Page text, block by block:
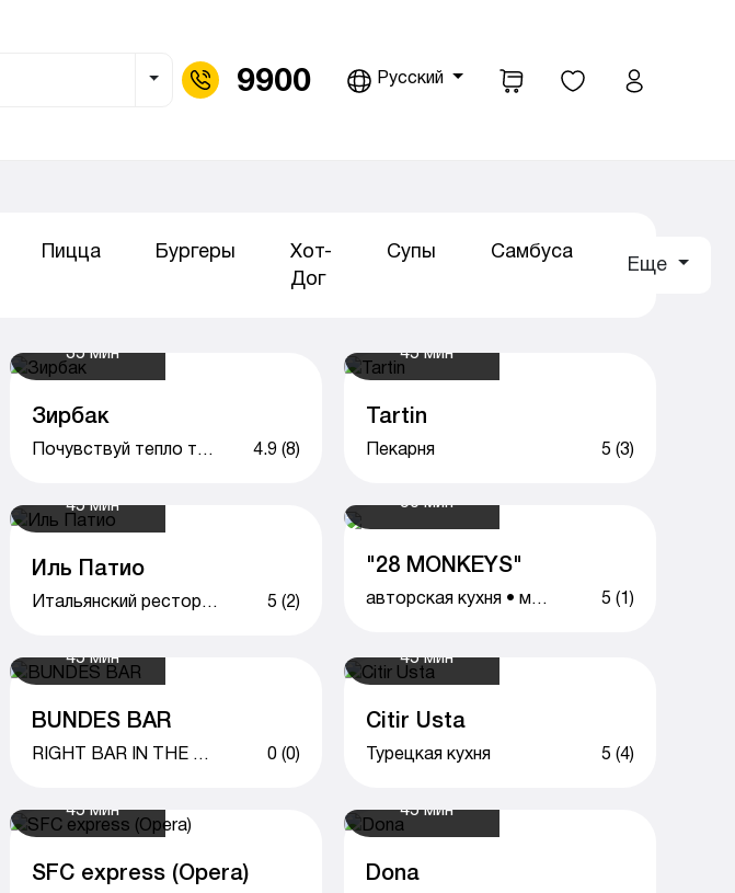
Toggle Dropdown
9900 Русский
Пицца Бургеры
Хот-
Дог
Супы Самбуса
Еще
35 мин
Зирбак
Почувствуй тепло таджикского гостеприимство 4.9 (8)
45 мин
Tartin
Пекарня 5 (3)
45 мин
Иль Патио
Итальянский ресторан 5 (2)
50 мин
"28 MONKEYS"
авторская кухня • музыка • напитки 5 (1)
45 мин
BUNDES BAR
RIGHT BAR IN THE RIGHT PLACE 0 (0)
45 мин
Citir Usta
Турецкая кухня 5 (4)
45 мин
SFC express (Opera)
45 мин
Dona